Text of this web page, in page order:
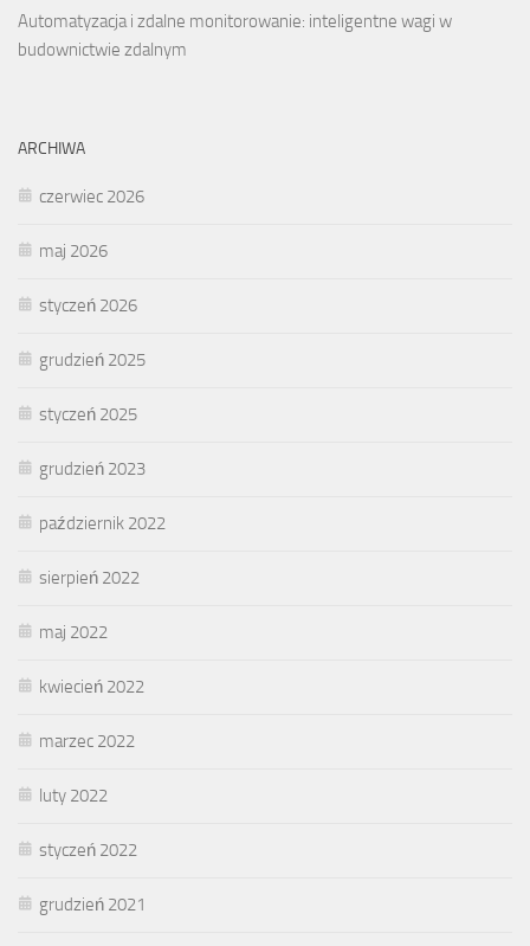
Automatyzacja i zdalne monitorowanie: inteligentne wagi w
budownictwie zdalnym
ARCHIWA
czerwiec 2026
maj 2026
styczeń 2026
grudzień 2025
styczeń 2025
grudzień 2023
październik 2022
sierpień 2022
maj 2022
kwiecień 2022
marzec 2022
luty 2022
styczeń 2022
grudzień 2021